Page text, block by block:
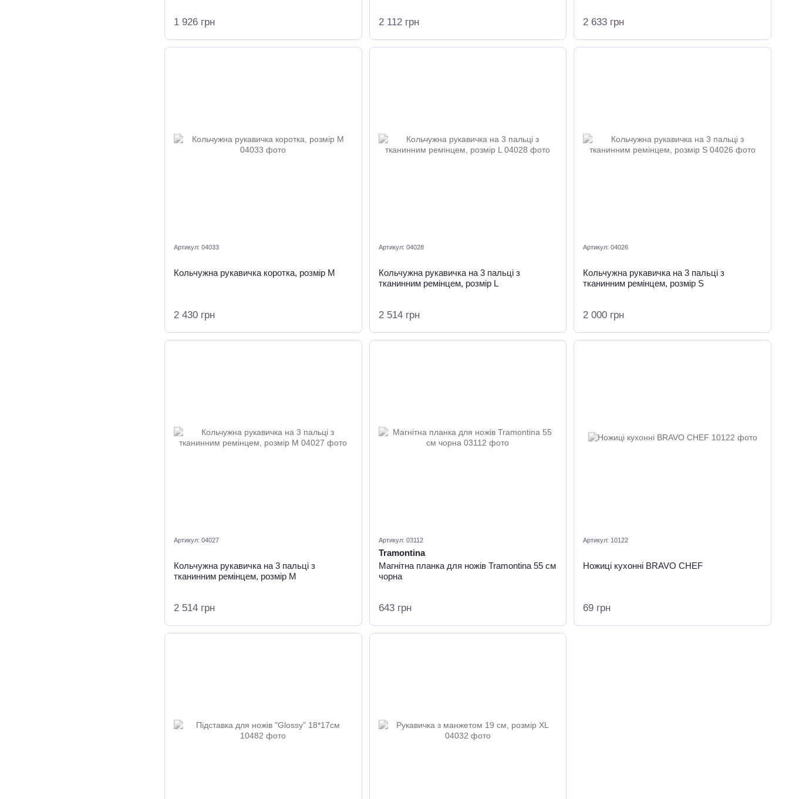
1 926 грн 2 112 грн 2 633 грн
Артикул: 04033
Кольчужна рукавичка коротка, розмір М
2 430 грн
Артикул: 04028
Кольчужна рукавичка на 3 пальці з
тканинним ремінцем, розмір L
2 514 грн
Артикул: 04026
Кольчужна рукавичка на 3 пальці з
тканинним ремінцем, розмір S
2 000 грн
Артикул: 04027
Кольчужна рукавичка на 3 пальці з
тканинним ремінцем, розмір М
2 514 грн
Артикул: 03112
Tramontina
Магнітна планка для ножів Tramontina 55 см
чорна
643 грн
Артикул: 10122
Ножиці кухонні BRAVO CHEF
69 грн